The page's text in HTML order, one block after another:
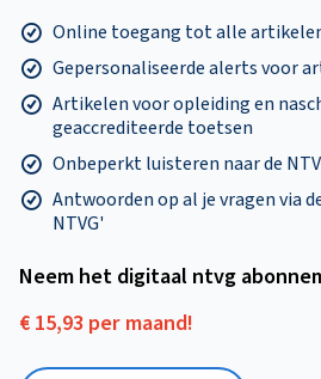
Online toegang tot alle
Gepersonaliseerde alerts voor
Artikelen voor opleiding en
geaccrediteerde toetsen
Onbeperkt luisteren naar de
Antwoorden op al je vragen via
NTVG'
Neem het digitaal ntvg
€ 15,93 per maand!